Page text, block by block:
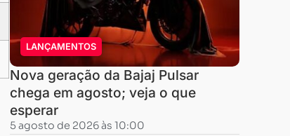
LANÇAMENTOS
Nova geração da Bajaj Pulsar
chega em agosto; veja o que
esperar
5 agosto de 2026 às 10:00